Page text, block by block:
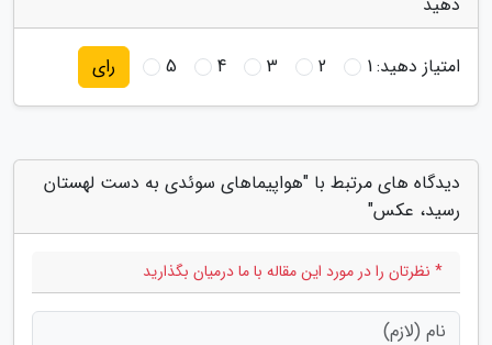
امتیاز دهید:1
2
3
4
5 رای
دیدگاه های مرتبط با "هواپیماهای سوئدی به دست لهستان
رسید، عکس"
* نظرتان را در مورد این مقاله با ما درمیان بگذارید